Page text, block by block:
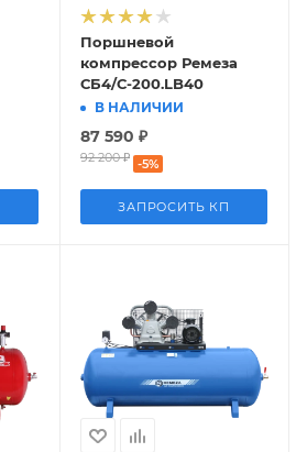
Поршневой
компрессор Ремеза
СБ4/С-200.LB40
В НАЛИЧИИ
87 590 ₽
92 200₽ -5%
ЗАПРОСИТЬ КП